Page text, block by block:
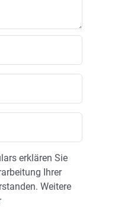
erklären Sie
Ihrer
Weitere